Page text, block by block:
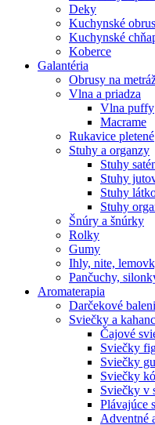
Deky
Kuchynské
Kuchynské
Koberce
Galantéria
Obrusy na
Vlna a priadza
Vlna puffy
Macrame
Rukavice pletené
Stuhy a organzy
Stuhy
Stuhy
Stuhy
Stuhy
Šnúry a šnúrky
Rolky
Gumy
Ihly, nite,
Pančuchy,
Aromaterapia
Darčekové
Sviečky a
Čajové
Sviečky
Sviečky
Sviečky
Sviečky v
Plávajúce
Adventné